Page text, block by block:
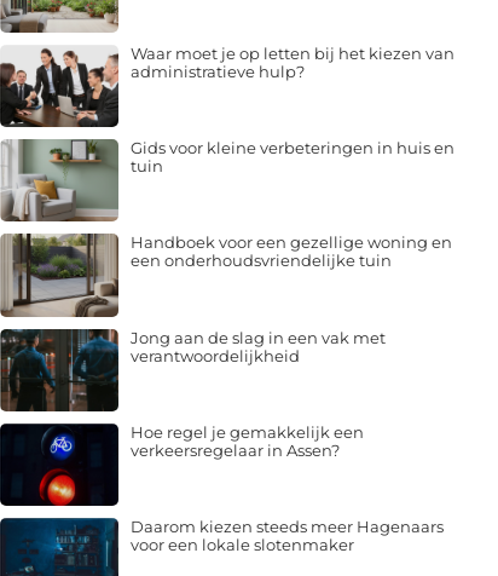
Waar moet je op letten bij het kiezen van
administratieve hulp?
Gids voor kleine verbeteringen in huis en
tuin
Handboek voor een gezellige woning en
een onderhoudsvriendelijke tuin
Jong aan de slag in een vak met
verantwoordelijkheid
Hoe regel je gemakkelijk een
verkeersregelaar in Assen?
Daarom kiezen steeds meer Hagenaars
voor een lokale slotenmaker